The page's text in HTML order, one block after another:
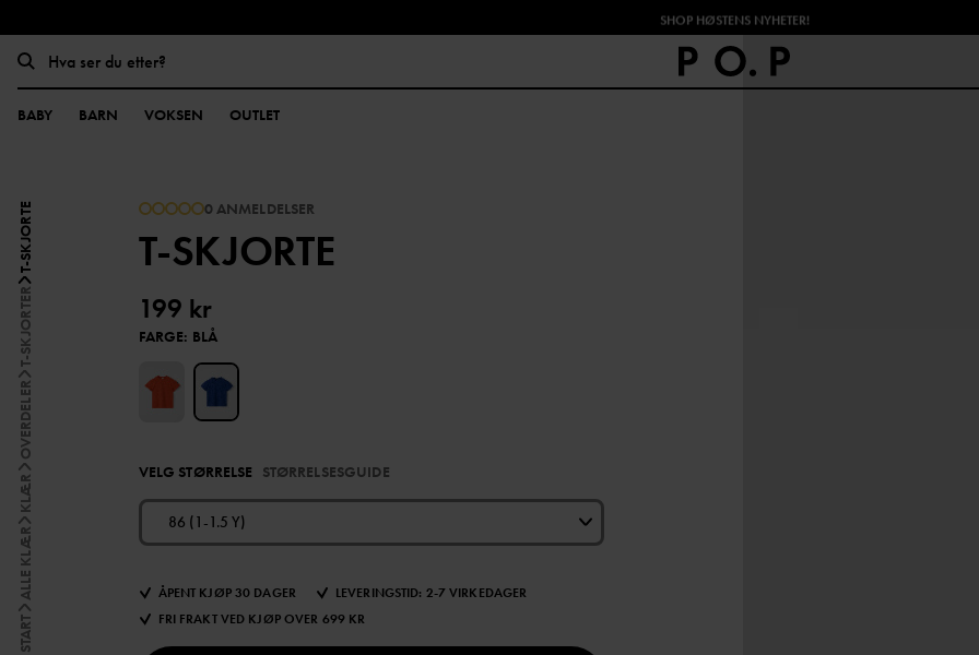
SHOP HØSTENS NYHETER!
BABY BARN VOKSEN OUTLET
START
ALLE KLÆR
KLÆR
OVERDELER
T-SKJORTER
T-SKJORTE 0 ANMELDELSER
T-SKJORTE
199 kr
FARGE: BLÅ
VELG STØRRELSE STØRRELSESGUIDE
86 (1-1.5 Y)
ÅPENT KJØP 30 DAGER
LEVERINGSTID: 2-7 VIRKEDAGER
FRI FRAKT VED KJØP OVER 699 KR